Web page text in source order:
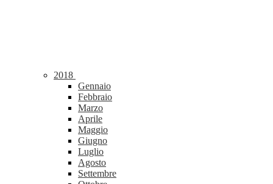
2018
Gennaio
Febbraio
Marzo
Aprile
Maggio
Giugno
Luglio
Agosto
Settembre